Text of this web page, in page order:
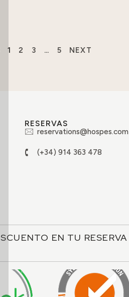
1 2 3 … 5 NEXT
RESERVAS
reservations@hospes.com
(+34) 914 363 478
EN TU RESERVA